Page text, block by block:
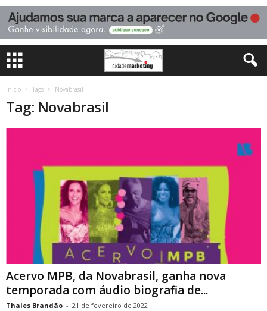
Início Tags Novabrasil
Tag: Novabrasil
Acervo MPB, da Novabrasil, ganha nova
temporada com áudio biografia de...
Thales Brandão - 21 de fevereiro de 2022